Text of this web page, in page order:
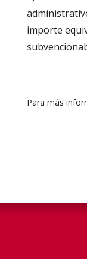
importe
Para más